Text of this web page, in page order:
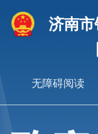
济南
无障碍阅读